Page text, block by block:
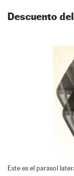
Descuento
Este es el parasol